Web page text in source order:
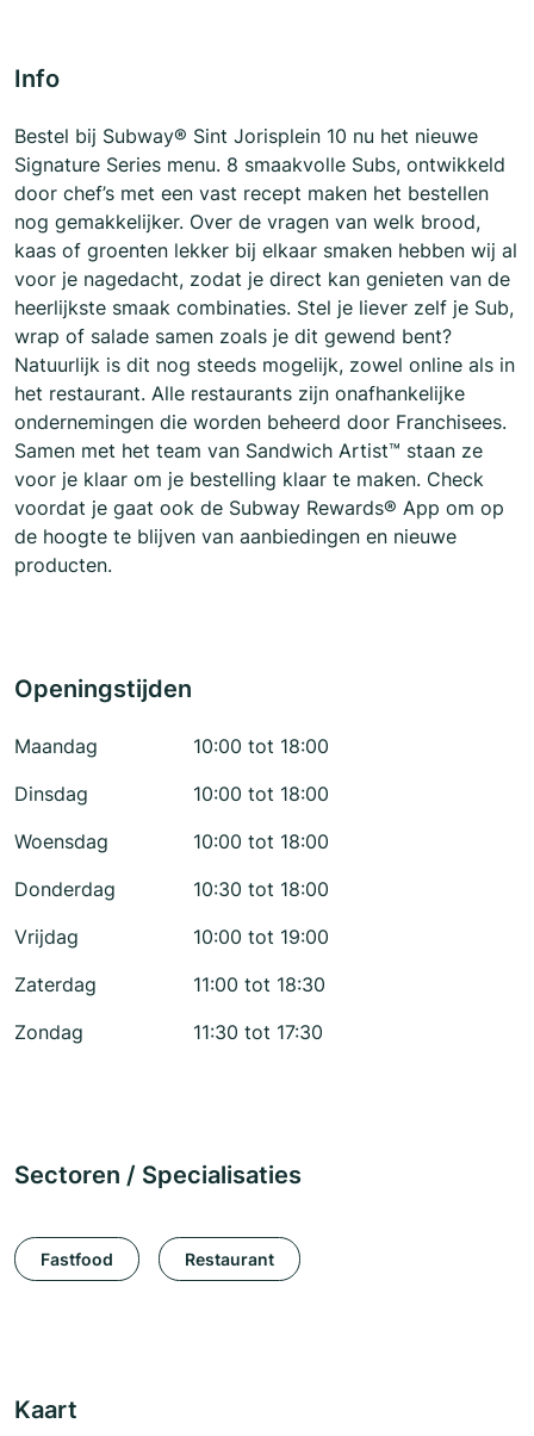
Info
Bestel bij Subway® Sint Jorisplein 10 nu het nieuwe
Signature Series menu. 8 smaakvolle Subs, ontwikkeld
door chef’s met een vast recept maken het bestellen
nog gemakkelijker. Over de vragen van welk brood,
kaas of groenten lekker bij elkaar smaken hebben wij al
voor je nagedacht, zodat je direct kan genieten van de
heerlijkste smaak combinaties. Stel je liever zelf je Sub,
wrap of salade samen zoals je dit gewend bent?
Natuurlijk is dit nog steeds mogelijk, zowel online als in
het restaurant. Alle restaurants zijn onafhankelijke
ondernemingen die worden beheerd door Franchisees.
Samen met het team van Sandwich Artist™ staan ze
voor je klaar om je bestelling klaar te maken. Check
voordat je gaat ook de Subway Rewards® App om op
de hoogte te blijven van aanbiedingen en nieuwe
producten.
Openingstijden
Maandag
10:00 tot 18:00
Dinsdag
10:00 tot 18:00
Woensdag
10:00 tot 18:00
Donderdag
10:30 tot 18:00
Vrijdag
10:00 tot 19:00
Zaterdag
11:00 tot 18:30
Zondag
11:30 tot 17:30
Sectoren / Specialisaties
Fastfood Restaurant
Kaart